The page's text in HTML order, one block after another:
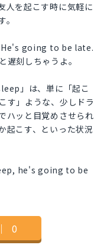
人を起こす時に気軽に
going to be late.
遅刻しちゃうよ。
」は、単に「起こ
す」ような、少しドラ
ハッと目覚めさせられ
起こす、といった状況
he's going to be
｜ 0